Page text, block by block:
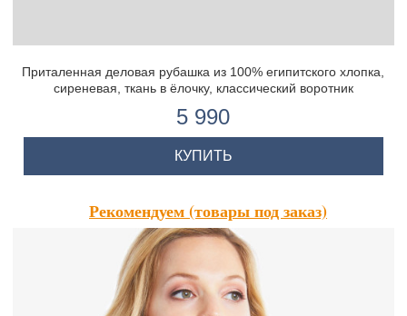
Приталенная деловая рубашка из 100% египитского хлопка,
сиреневая, ткань в ёлочку, классический воротник
5 990
КУПИТЬ
Рекомендуем (товары под заказ)